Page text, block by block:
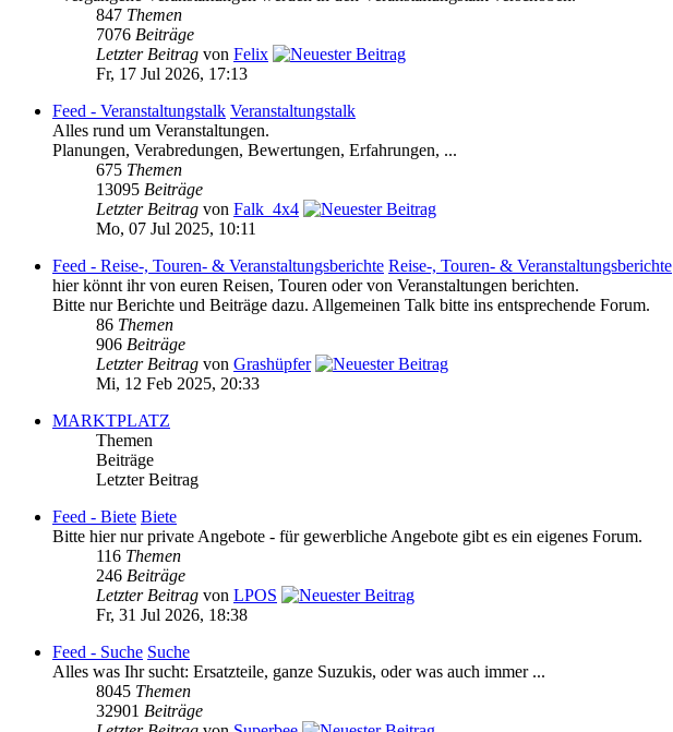
847 Themen
7076 Beiträge
Letzter Beitrag von Felix
Fr, 17 Jul 2026, 17:13
Feed - Veranstaltungstalk Veranstaltungstalk
Alles rund um Veranstaltungen.
Planungen, Verabredungen, Bewertungen, Erfahrungen, ...
675 Themen
13095 Beiträge
Letzter Beitrag von Falk_4x4
Mo, 07 Jul 2025, 10:11
Feed - Reise-, Touren- & Veranstaltungsberichte Reise-, Touren- & Veranstaltungsberichte
hier könnt ihr von euren Reisen, Touren oder von Veranstaltungen berichten.
Bitte nur Berichte und Beiträge dazu. Allgemeinen Talk bitte ins entsprechende Forum.
86 Themen
906 Beiträge
Letzter Beitrag von Grashüpfer
Mi, 12 Feb 2025, 20:33
MARKTPLATZ
Themen
Beiträge
Letzter Beitrag
Feed - Biete Biete
Bitte hier nur private Angebote - für gewerbliche Angebote gibt es ein eigenes Forum.
116 Themen
246 Beiträge
Letzter Beitrag von LPOS
Fr, 31 Jul 2026, 18:38
Feed - Suche Suche
Alles was Ihr sucht: Ersatzteile, ganze Suzukis, oder was auch immer ...
8045 Themen
32901 Beiträge